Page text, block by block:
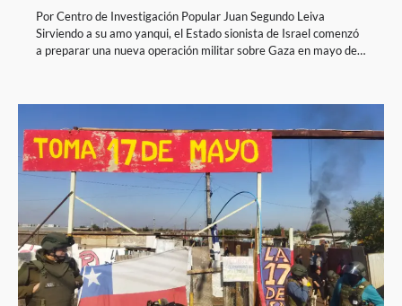
Por Centro de Investigación Popular Juan Segundo Leiva
Sirviendo a su amo yanqui, el Estado sionista de Israel comenzó
a preparar una nueva operación militar sobre Gaza en mayo de…